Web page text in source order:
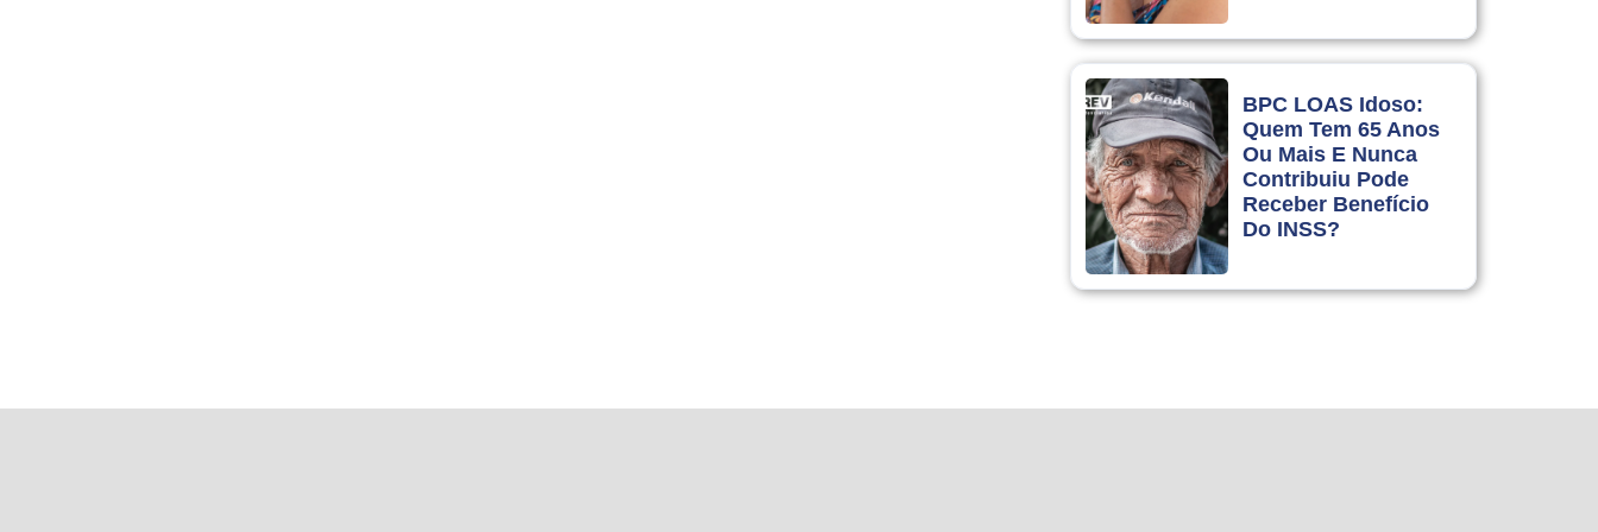
BPC LOAS Idoso:
Quem Tem 65 Anos
Ou Mais E Nunca
Contribuiu Pode
Receber Benefício
Do INSS?